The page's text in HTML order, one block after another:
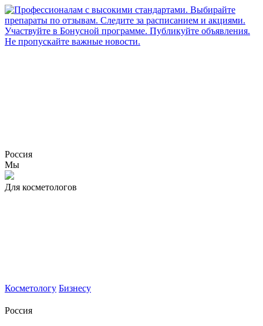
Россия
Мы
Для косметологов
Косметологу Бизнесу
Россия